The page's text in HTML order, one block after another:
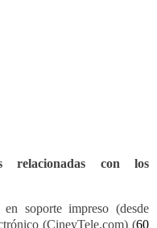
relacionadas con los
en soporte impreso (desde
(CineyTele.com) (60